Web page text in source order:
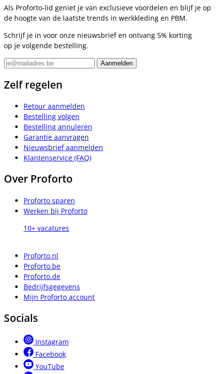
Als Proforto-lid geniet je van exclusieve voordelen en blijf je op
de hoogte van de laatste trends in werkkleding en PBM.
Schrijf je in voor onze nieuwsbrief en ontvang 5% korting
op je volgende bestelling.
Zelf regelen
Retour aanmelden
Bestelling volgen
Bestelling annuleren
Garantie aanvragen
Nieuwsbrief aanmelden
Klantenservice (FAQ)
Over Proforto
Proforto sparen
Werken bij Proforto
10+ vacatures
Proforto.nl
Proforto.be
Proforto.de
Bedrijfsgegevens
Mijn Proforto account
Socials
Instagram
Facebook
YouTube